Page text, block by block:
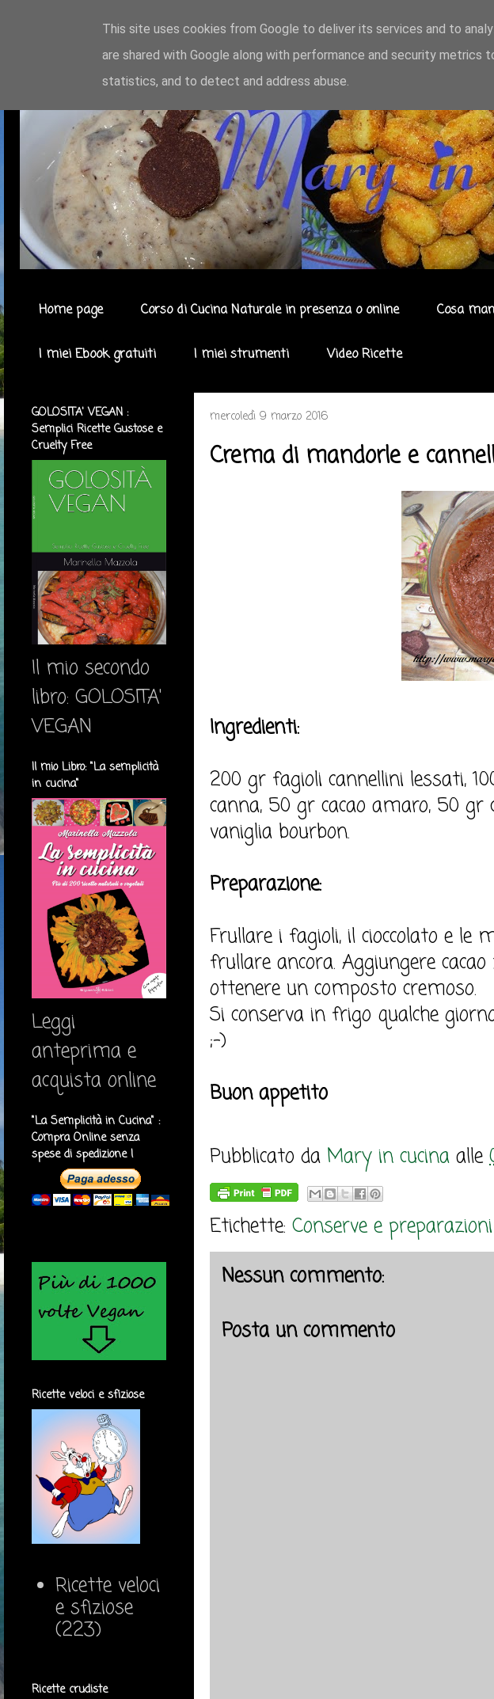
Home page Corso di Cucina Naturale in presenza o online Cosa
I miei Ebook gratuiti I miei strumenti Video Ricette
mercoledì 9 marzo 2016
Crema di mandorle e
Ingredienti:
200 gr fagioli cannellini lessati,
canna, 50 gr cacao amaro, 50 gr
vaniglia bourbon.
Preparazione:
Frullare i fagioli, il cioccolato e le
frullare ancora. Aggiungere
ottenere un composto cremoso.
Si conserva in frigo qualche
;-)
Buon appetito
Pubblicato da Mary in cucina alle
Etichette: Conserve e
Nessun commento:
Posta un commento
GOLOSITA' VEGAN :
Semplici Ricette Gustose e
Cruelty Free
Il mio secondo
libro: GOLOSITA'
VEGAN
Il mio Libro: "La semplicità
in cucina"
Leggi
anteprima e
acquista online
"La Semplicità in Cucina" :
Compra Online senza
spese di spedizione !
Ricette veloci e sfiziose
Ricette veloci
e sfiziose
(223)
Ricette crudiste
This site uses cookies from Google to deliver its services and to
are shared with Google along with performance and security metrics
statistics, and to detect and address abuse.